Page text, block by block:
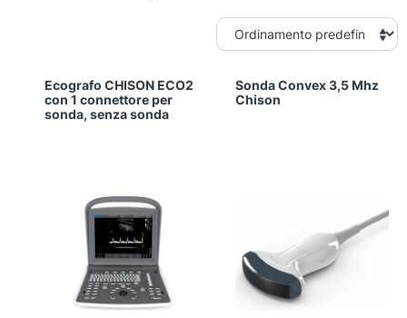
Ecografo CHISON ECO2
con 1 connettore per
sonda, senza sonda
Sonda Convex 3,5 Mhz
Chison